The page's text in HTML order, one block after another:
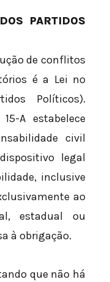
PARTIDOS
de conflitos
é a Lei nº
Políticos).
A estabelece
civil
legal
inclusive
ao
estadual ou
à obrigação.
que não há